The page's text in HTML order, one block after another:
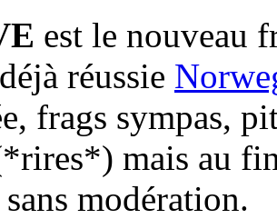
est le nouveau
réussie
frags sympas,
mais au
modération.